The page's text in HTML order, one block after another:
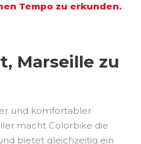
Tempo zu erkunden.
Marseille zu
und komfortabler
macht Colorbike die
bietet gleichzeitig ein